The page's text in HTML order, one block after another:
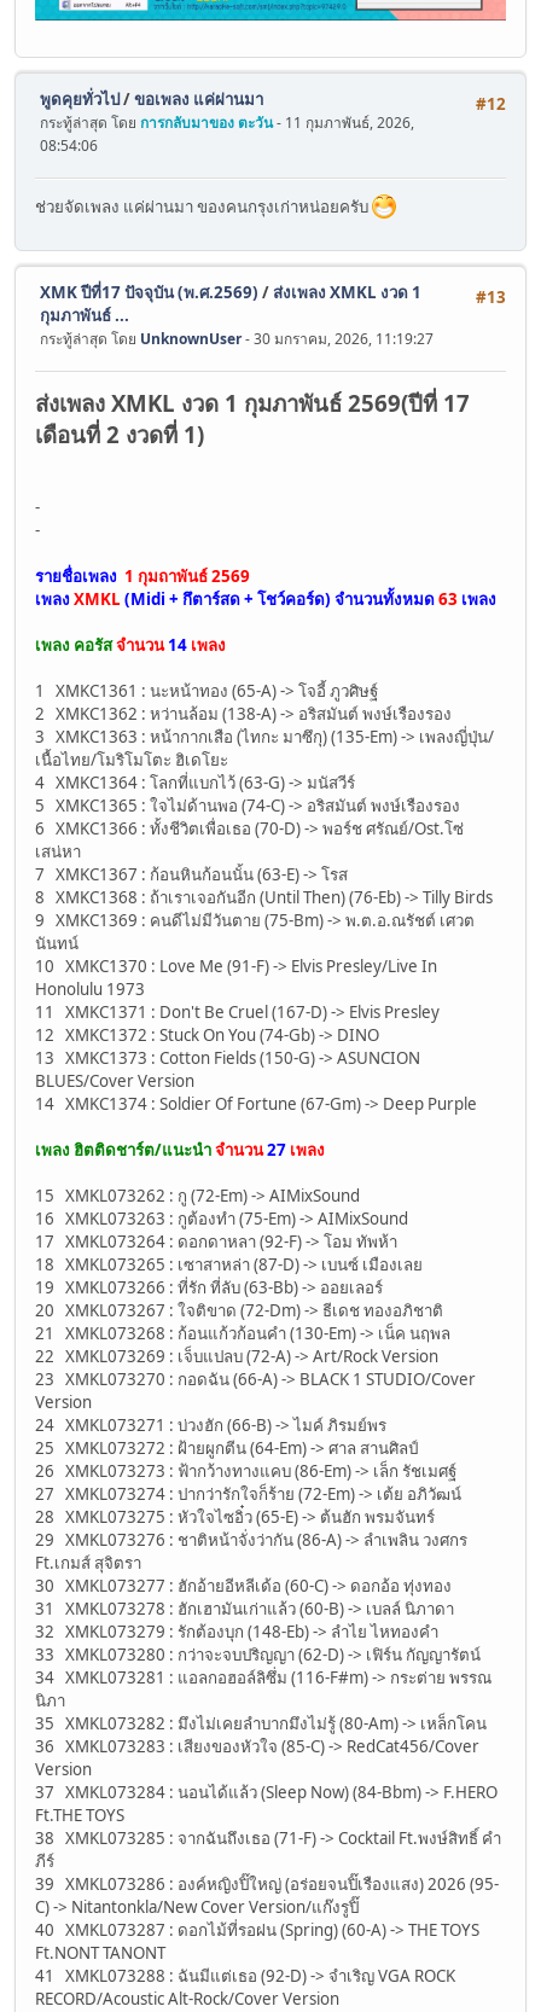
#12
พูดคุยทั่วไป/ขอเพลง แค่ผ่านมา
กระทู้ล่าสุด โดย การกลับมาของ ตะวัน- 11 กุมภาพันธ์, 2026,
08:54:06
ช่วยจัดเพลง แค่ผ่านมา ของคนกรุงเก่าหน่อยครับ
#13
XMK ปีที่17 ปัจจุบัน (พ.ศ.2569) / ส่งเพลง XMKL งวด 1
กุมภาพันธ์ ...
กระทู้ล่าสุด โดย UnknownUser- 30 มกราคม, 2026, 11:19:27
ส่งเพลง XMKL งวด 1 กุมภาพันธ์ 2569(ปีที่ 17
เดือนที่ 2 งวดที่ 1)
-
-
รายชื่อเพลง 1 กุมถาพันธ์ 2569
เพลง XMKL (Midi + กึตาร์สด + โชว์คอร์ด) จำนวนทั้งหมด63 เพลง
เพลง คอรัสจำนวน14 เพลง
1 XMKC1361 : นะหน้าทอง (65-A) -> โจอี้ ภูวศิษฐ์
2 XMKC1362 : หว่านล้อม (138-A) -> อริสมันต์ พงษ์เรืองรอง
3 XMKC1363 : หน้ากากเสือ (ไทกะ มาซึกุ) (135-Em) -> เพลงญี่ปุ่น/
เนื้อไทย/โมริโมโตะ ฮิเดโยะ
4 XMKC1364 : โลกที่แบกไว้ (63-G) -> มนัสวีร์
5 XMKC1365 : ใจไม่ด้านพอ (74-C) -> อริสมันต์ พงษ์เรืองรอง
6 XMKC1366 : ทั้งชีวิตเพื่อเธอ (70-D) -> พอร์ช ศรัณย์/Ost.โซ่
เสน่หา
7 XMKC1367 : ก้อนหินก้อนนั้น (63-E) -> โรส
8 XMKC1368 : ถ้าเราเจอกันอีก (Until Then) (76-Eb) -> Tilly Birds
9 XMKC1369 : คนดีไม่มีวันตาย (75-Bm) -> พ.ต.อ.ณรัชต์ เศวต
นันทน์
10 XMKC1370 : Love Me (91-F) -> Elvis Presley/Live In
Honolulu 1973
11 XMKC1371 : Don't Be Cruel (167-D) -> Elvis Presley
12 XMKC1372 : Stuck On You (74-Gb) -> DINO
13 XMKC1373 : Cotton Fields (150-G) -> ASUNCION
BLUES/Cover Version
14 XMKC1374 : Soldier Of Fortune (67-Gm) -> Deep Purple
เพลง ฮิตติดชาร์ต/แนะนำจำนวน27 เพลง
15 XMKL073262 : กู (72-Em) -> AIMixSound
16 XMKL073263 : กูต้องทำ (75-Em) -> AIMixSound
17 XMKL073264 : ดอกดาหลา (92-F) -> โอม ทัพห้า
18 XMKL073265 : เซาสาหล่า (87-D) -> เบนซ์ เมืองเลย
19 XMKL073266 : ที่รัก ที่ลับ (63-Bb) -> ออยเลอร์
20 XMKL073267 : ใจติขาด (72-Dm) -> ธีเดช ทองอภิชาติ
21 XMKL073268 : ก้อนแก้วก้อนคำ (130-Em) -> เน็ค นฤพล
22 XMKL073269 : เจ็บแปลบ (72-A) -> Art/Rock Version
23 XMKL073270 : กอดฉัน (66-A) -> BLACK 1 STUDIO/Cover
Version
24 XMKL073271 : บ่วงฮัก (66-B) -> ไมค์ ภิรมย์พร
25 XMKL073272 : ฝ้ายผูกตีน (64-Em) -> ศาล สานศิลป์
26 XMKL073273 : ฟ้ากว้างทางแคบ (86-Em) -> เล็ก รัชเมศฐ์
27 XMKL073274 : ปากว่ารักใจก็ร้าย (72-Em) -> เต้ย อภิวัฒน์
28 XMKL073275 : หัวใจไซอิ๋ว (65-E) -> ต้นฮัก พรมจันทร์
29 XMKL073276 : ชาติหน้าจั่งว่ากัน (86-A) -> ลำเพลิน วงศกร
Ft.เกมส์ สุจิตรา
30 XMKL073277 : ฮักอ้ายอีหลีเด้อ (60-C) -> ดอกอ้อ ทุ่งทอง
31 XMKL073278 : ฮักเฮามันเก่าแล้ว (60-B) -> เบลล์ นิภาดา
32 XMKL073279 : รักต้องบุก (148-Eb) -> ลำไย ไหทองคำ
33 XMKL073280 : กว่าจะจบปริญญา (62-D) -> เฟิร์น กัญญารัตน์
34 XMKL073281 : แอลกอฮอล์ลิซึ่ม (116-F#m) -> กระต่าย พรรณ
นิภา
35 XMKL073282 : มึงไม่เคยลำบากมึงไม่รู้ (80-Am) -> เหล็กโคน
36 XMKL073283 : เสียงของหัวใจ (85-C) -> RedCat456/Cover
Version
37 XMKL073284 : นอนได้แล้ว (Sleep Now) (84-Bbm) -> F.HERO
Ft.THE TOYS
38 XMKL073285 : จากฉันถึงเธอ (71-F) -> Cocktail Ft.พงษ์สิทธิ์ คำ
ภีร์
39 XMKL073286 : องค์หญิงปิ๊ใหญ่ (อร่อยจนปิ๊เรืองแสง) 2026 (95-
C) -> Nitantonkla/New Cover Version/แก๊งรูปิ๊
40 XMKL073287 : ดอกไม้ที่รอฝน (Spring) (60-A) -> THE TOYS
Ft.NONT TANONT
41 XMKL073288 : ฉันมีแต่เธอ (92-D) -> จำเริญ VGA ROCK
RECORD/Acoustic Alt-Rock/Cover Version